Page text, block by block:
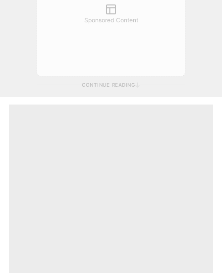
Sponsored Content
CONTINUE READING